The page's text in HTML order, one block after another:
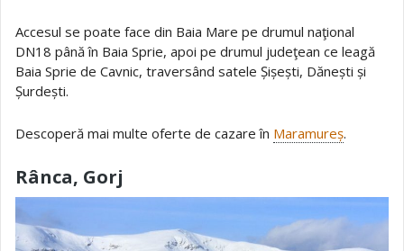
Accesul se poate face din Baia Mare pe drumul naţional
DN18 până în Baia Sprie, apoi pe drumul judeţean ce leagă
Baia Sprie de Cavnic, traversând satele Șișești, Dănești și
Șurdești.
Descoperă mai multe oferte de cazare în Maramureș.
Rânca, Gorj